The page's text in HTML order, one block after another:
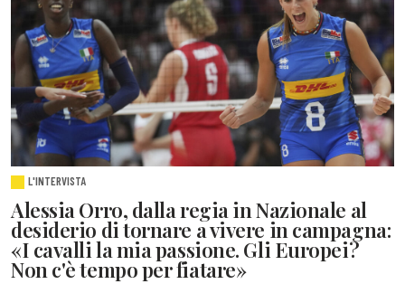
L'INTERVISTA
Alessia Orro, dalla regia in Nazionale al
desiderio di tornare a vivere in campagna:
«I cavalli la mia passione. Gli Europei?
Non c'è tempo per fiatare»